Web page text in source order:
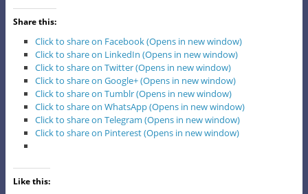
Share this:
Click to share on Facebook (Opens in new window)
Click to share on LinkedIn (Opens in new window)
Click to share on Twitter (Opens in new window)
Click to share on Google+ (Opens in new window)
Click to share on Tumblr (Opens in new window)
Click to share on WhatsApp (Opens in new window)
Click to share on Telegram (Opens in new window)
Click to share on Pinterest (Opens in new window)
Like this: